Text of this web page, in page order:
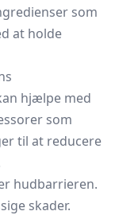
som
at holde
hjælpe med
som
til at reducere
hudbarrieren.
skader.